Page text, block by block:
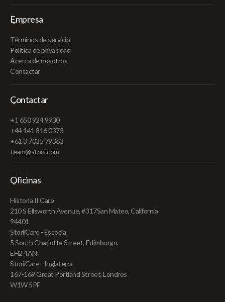
Empresa
Términos de servicio
Política de privacidad
Acerca de nosotros
Contactar
Contactar
+1 650 924 9930
+44 141 816 0373
+61 3 7035 79363
team@storii.com
Oficinas
Historia II Care
210 S Ellsworth Avenue, #317San Mateo, California
94401
StoriiCare - Escocia
5 South Charlotte Street, Edimburgo,
EH2 4AN
StoriiCare - Inglaterra
167-169 Great Portland Street, Londres
W1W 5PF